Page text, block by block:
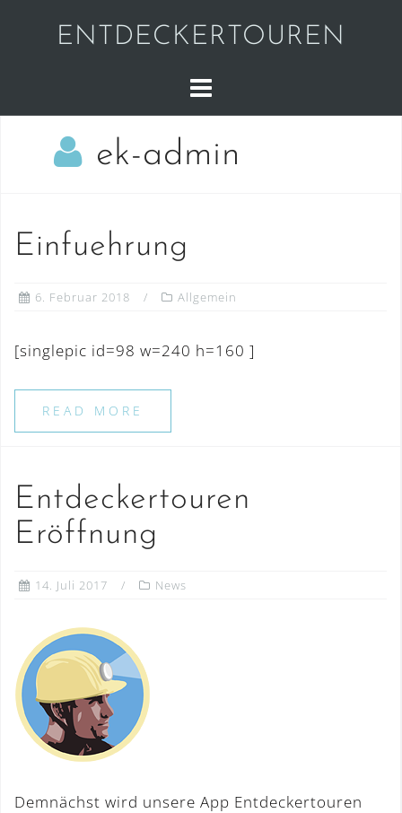
ENTDECKERTOUREN
ek-admin
Einfuehrung
6. Februar 2018 Allgemein
[singlepic id=98 w=240 h=160 ]
READ MORE
Entdeckertouren
Eröffnung
14. Juli 2017 News
Demnächst wird unsere App Entdeckertouren